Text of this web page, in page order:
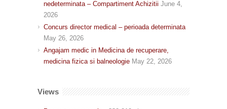
nedeterminata – Compartiment Achizitii June 4,
2026
Concurs director medical – perioada determinata
May 26, 2026
Angajam medic in Medicina de recuperare,
medicina fizica si balneologie May 22, 2026
Views